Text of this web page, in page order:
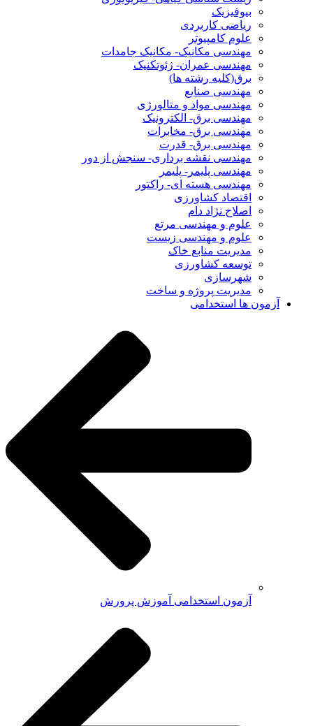
بیوفیزیک
ریاضی کاربردی
علوم کامپیوتر
مهندسی مکانیک- مکانیک جامدات
مهندسی عمران- ژئوتکنیک
برق(کلیه رشته ها)
مهندسی صنایع
مهندسی مواد و متالورژی
مهندسی برق- الکترونیک
مهندسی برق- مخابرات
مهندسی برق- قدرت
مهندسی نقشه برداری- سنجش از دور
مهندسی پلیمر- پلیمر
مهندسی هسته ای- راکتور
اقتصاد کشاورزی
اصلاح نژاد دام
علوم و مهندسی مرتع
علوم و مهندسی زیست
مدیریت منابع خاک
توسعه کشاورزی
شهرسازی
مدیریت پروژه و ساخت
آزمون ها استخدامی
آزمون استخدامی آموزش پرورش